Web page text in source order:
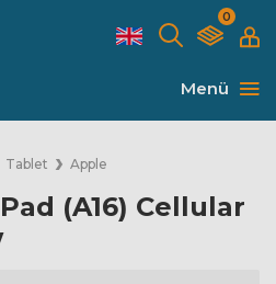
0
Menü
Tablet Apple
(A16) Cellular